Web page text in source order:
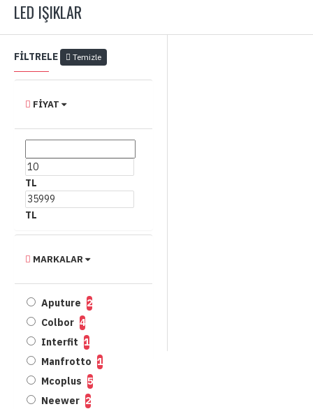
LED IŞIKLAR
FILTRELE Temizle
FIYAT
TL
TL
MARKALAR
Aputure 2
Colbor 4
Interfit 1
Manfrotto 1
Mcoplus 5
Neewer 2